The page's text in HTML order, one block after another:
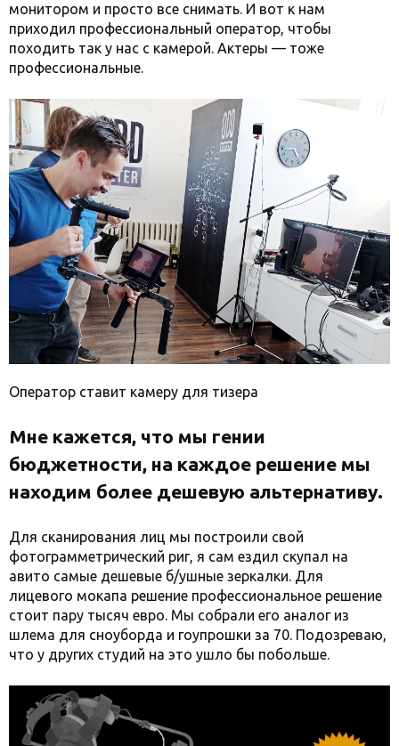
монитором и просто все снимать. И вот к нам
приходил профессиональный оператор, чтобы
походить так у нас с камерой. Актеры — тоже
профессиональные.
Оператор ставит камеру для тизера
Мне кажется, что мы гении
бюджетности, на каждое решение мы
находим более дешевую альтернативу.
Для сканирования лиц мы построили свой
фотограмметрический риг, я сам ездил скупал на
авито самые дешевые б/ушные зеркалки. Для
лицевого мокапа решение профессиональное решение
стоит пару тысяч евро. Мы собрали его аналог из
шлема для сноуборда и гоупрошки за 70. Подозреваю,
что у других студий на это ушло бы побольше.